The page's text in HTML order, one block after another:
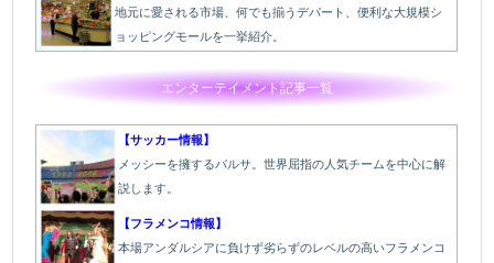
地元に愛される市場、何でも揃うデパート、便利な大規模シ
ョッピングモールを一挙紹介。
エンターテイメント記事一覧
【サッカー情報】
メッシーを擁するバルサ。世界屈指の人気チームを中心に解
説します。
【フラメンコ情報】
本場アンダルシアに負けず劣らずのレベルの高いフラメンコ